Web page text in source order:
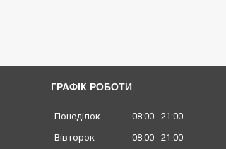
ГРАФІК РОБОТИ
Понеділок 08:00
21:00
Вівторок
08:00 21:00